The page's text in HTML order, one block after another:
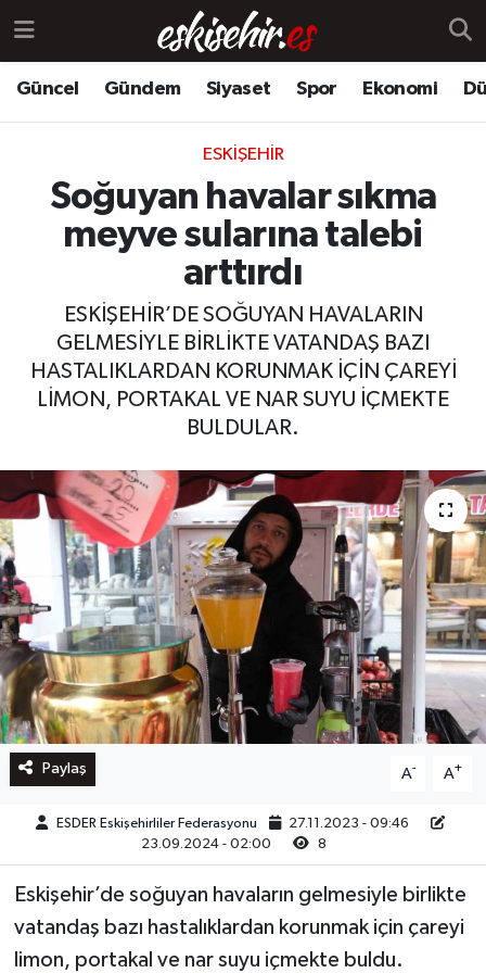
Güncel Gündem Siyaset Spor Ekonomi
ESKIŞEHIR
Soğuyan havalar sıkma
meyve sularına talebi
arttırdı
ESKİŞEHİR’DE SOĞUYAN HAVALARIN
GELMESİYLE BİRLİKTE VATANDAŞ BAZI
HASTALIKLARDAN KORUNMAK İÇİN ÇAREYİ
LİMON, PORTAKAL VE NAR SUYU İÇMEKTE
BULDULAR.
Paylaş A- A+
ESDER Eskişehirliler Federasyonu
27.11.2023 - 09:46
23.09.2024 - 02:00
8
Eskişehir’de soğuyan havaların gelmesiyle birlikte
vatandaş bazı hastalıklardan korunmak için çareyi
limon, portakal ve nar suyu içmekte buldu.